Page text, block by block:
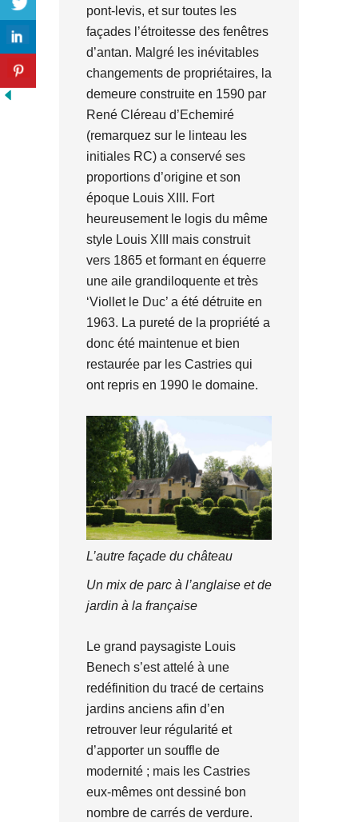
pont-levis, et sur toutes les
façades l’étroitesse des fenêtres
d’antan. Malgré les inévitables
changements de propriétaires, la
demeure construite en 1590 par
René Cléreau d’Echemiré
(remarquez sur le linteau les
initiales RC) a conservé ses
proportions d’origine et son
époque Louis XIII. Fort
heureusement le logis du même
style Louis XIII mais construit
vers 1865 et formant en équerre
une aile grandiloquente et très
‘Viollet le Duc’ a été détruite en
1963. La pureté de la propriété a
donc été maintenue et bien
restaurée par les Castries qui
ont repris en 1990 le domaine.
L’autre façade du château
Un mix de parc à l’anglaise et de
jardin à la française
Le grand paysagiste Louis
Benech s’est attelé à une
redéfinition du tracé de certains
jardins anciens afin d’en
retrouver leur régularité et
d’apporter un souffle de
modernité ; mais les Castries
eux-mêmes ont dessiné bon
nombre de carrés de verdure.